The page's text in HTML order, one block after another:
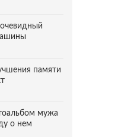
памяти
мужа
о нем